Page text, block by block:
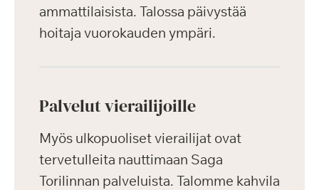
ammattilaisista. Talossa päivystää
hoitaja vuorokauden ympäri.
Palvelut vierailijoille
Myös ulkopuoliset vierailijat ovat
tervetulleita nauttimaan Saga
Torilinnan palveluista. Talomme kahvila